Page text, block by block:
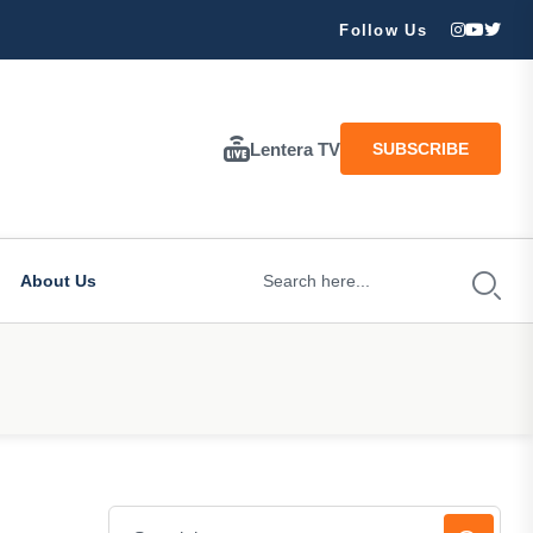
Follow Us
Lentera TV SUBSCRIBE
About Us